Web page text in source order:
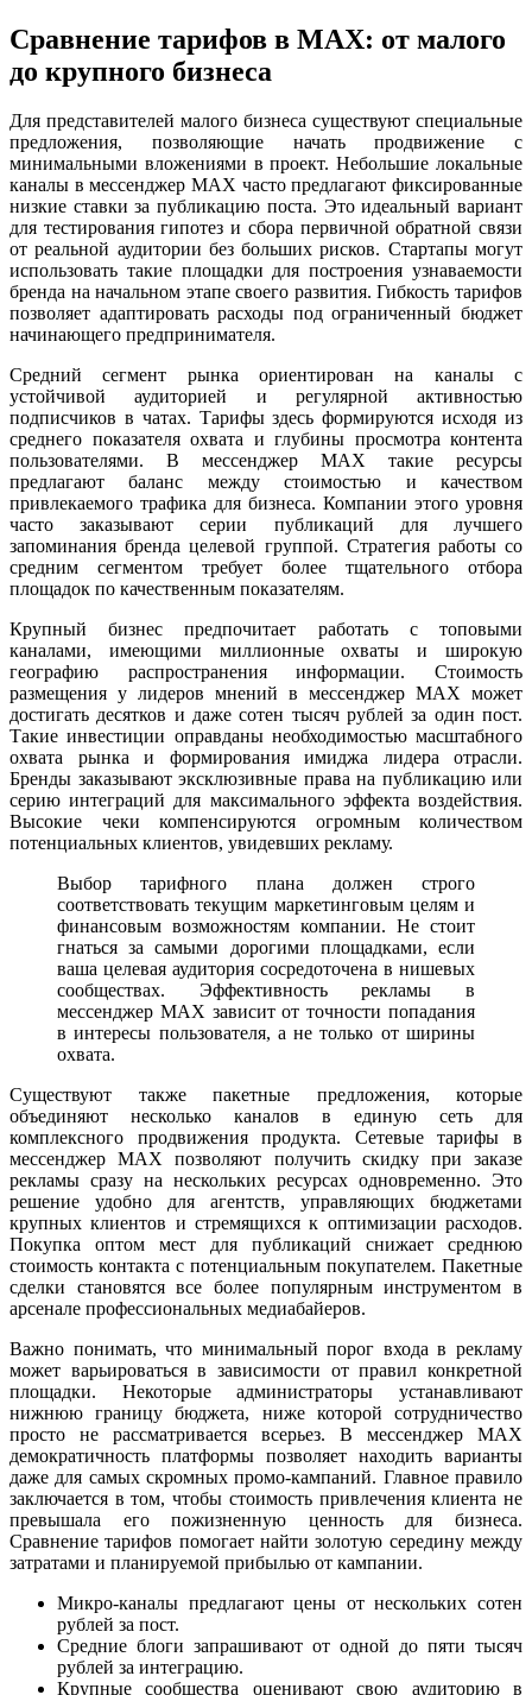
Сравнение тарифов в MAX: от малого
до крупного бизнеса
Для представителей малого бизнеса существуют специальные
предложения, позволяющие начать продвижение с
минимальными вложениями в проект. Небольшие локальные
каналы в мессенджер MAX часто предлагают фиксированные
низкие ставки за публикацию поста. Это идеальный вариант
для тестирования гипотез и сбора первичной обратной связи
от реальной аудитории без больших рисков. Стартапы могут
использовать такие площадки для построения узнаваемости
бренда на начальном этапе своего развития. Гибкость тарифов
позволяет адаптировать расходы под ограниченный бюджет
начинающего предпринимателя.
Средний сегмент рынка ориентирован на каналы с
устойчивой аудиторией и регулярной активностью
подписчиков в чатах. Тарифы здесь формируются исходя из
среднего показателя охвата и глубины просмотра контента
пользователями. В мессенджер MAX такие ресурсы
предлагают баланс между стоимостью и качеством
привлекаемого трафика для бизнеса. Компании этого уровня
часто заказывают серии публикаций для лучшего
запоминания бренда целевой группой. Стратегия работы со
средним сегментом требует более тщательного отбора
площадок по качественным показателям.
Крупный бизнес предпочитает работать с топовыми
каналами, имеющими миллионные охваты и широкую
географию распространения информации. Стоимость
размещения у лидеров мнений в мессенджер MAX может
достигать десятков и даже сотен тысяч рублей за один пост.
Такие инвестиции оправданы необходимостью масштабного
охвата рынка и формирования имиджа лидера отрасли.
Бренды заказывают эксклюзивные права на публикацию или
серию интеграций для максимального эффекта воздействия.
Высокие чеки компенсируются огромным количеством
потенциальных клиентов, увидевших рекламу.
Выбор тарифного плана должен строго
соответствовать текущим маркетинговым целям и
финансовым возможностям компании. Не стоит
гнаться за самыми дорогими площадками, если
ваша целевая аудитория сосредоточена в нишевых
сообществах. Эффективность рекламы в
мессенджер MAX зависит от точности попадания
в интересы пользователя, а не только от ширины
охвата.
Существуют также пакетные предложения, которые
объединяют несколько каналов в единую сеть для
комплексного продвижения продукта. Сетевые тарифы в
мессенджер MAX позволяют получить скидку при заказе
рекламы сразу на нескольких ресурсах одновременно. Это
решение удобно для агентств, управляющих бюджетами
крупных клиентов и стремящихся к оптимизации расходов.
Покупка оптом мест для публикаций снижает среднюю
стоимость контакта с потенциальным покупателем. Пакетные
сделки становятся все более популярным инструментом в
арсенале профессиональных медиабайеров.
Важно понимать, что минимальный порог входа в рекламу
может варьироваться в зависимости от правил конкретной
площадки. Некоторые администраторы устанавливают
нижнюю границу бюджета, ниже которой сотрудничество
просто не рассматривается всерьез. В мессенджер MAX
демократичность платформы позволяет находить варианты
даже для самых скромных промо-кампаний. Главное правило
заключается в том, чтобы стоимость привлечения клиента не
превышала его пожизненную ценность для бизнеса.
Сравнение тарифов помогает найти золотую середину между
затратами и планируемой прибылью от кампании.
Микро-каналы предлагают цены от нескольких сотен
рублей за пост.
Средние блоги запрашивают от одной до пяти тысяч
рублей за интеграцию.
Крупные сообщества оценивают свою аудиторию в